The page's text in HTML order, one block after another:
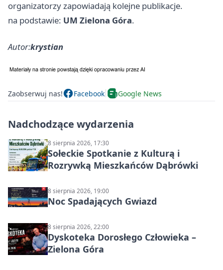
organizatorzy zapowiadają kolejne publikacje.
na podstawie: UM Zielona Góra.
Autor:krystian
Zaobserwuj nas! Facebook Google News
Nadchodzące wydarzenia
8 sierpnia 2026, 17:30
Sołeckie Spotkanie z Kulturą i
Rozrywką Mieszkańców Dąbrówki
8 sierpnia 2026, 19:00
Noc Spadających Gwiazd
8 sierpnia 2026, 22:00
Dyskoteka Dorosłego Człowieka –
Zielona Góra